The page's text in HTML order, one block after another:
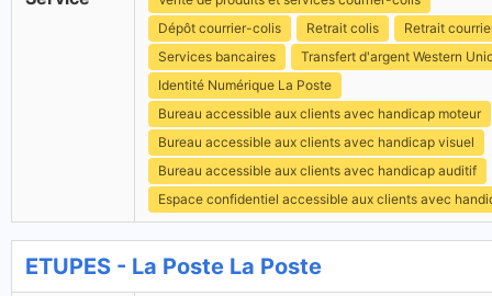
Dépôt courrier-colis
Retrait colis
Retrait
Services bancaires
Transfert d'argent Western
Identité Numérique La Poste
Bureau accessible aux clients avec handicap moteur
Bureau accessible aux clients avec handicap visuel
Bureau accessible aux clients avec handicap auditif
Espace confidentiel accessible aux clients avec
ETUPES - La Poste La Poste